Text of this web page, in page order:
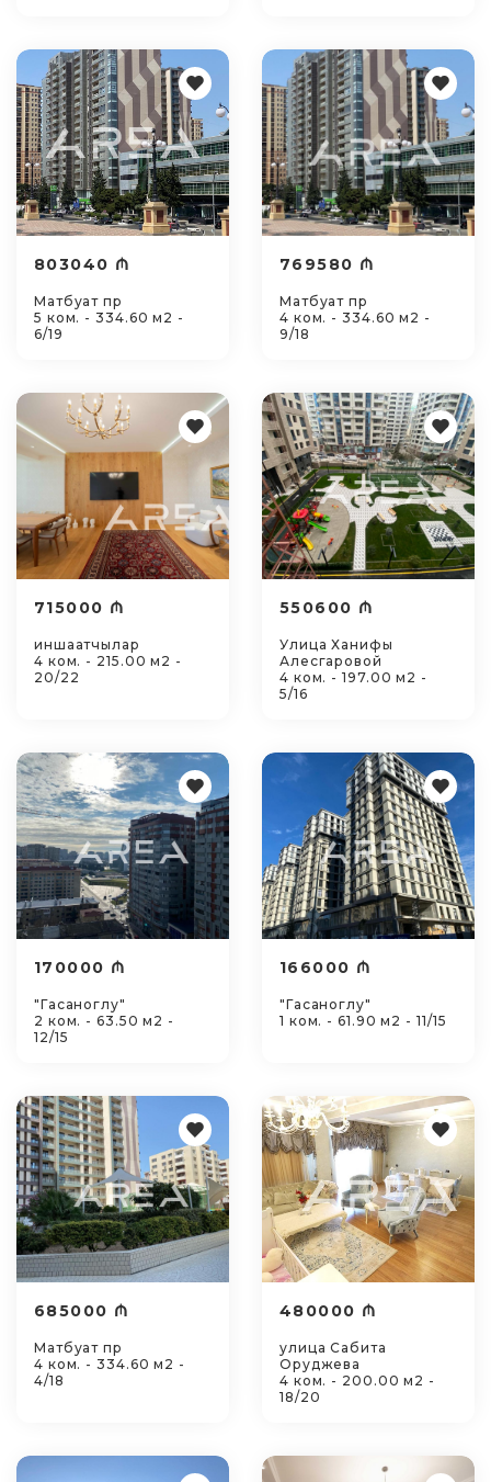
803040 ₼
Матбуат пр
5 ком. - 334.60 м2 -
6/19
769580 ₼
Матбуат пр
4 ком. - 334.60 м2 -
9/18
715000 ₼
иншаатчылар
4 ком. - 215.00 м2 -
20/22
550600 ₼
Улица Ханифы
Алесгаровой
4 ком. - 197.00 м2 -
5/16
170000 ₼
"Гасаноглу"
2 ком. - 63.50 м2 -
12/15
166000 ₼
"Гасаноглу"
1 ком. - 61.90 м2 - 11/15
685000 ₼
Матбуат пр
4 ком. - 334.60 м2 -
4/18
480000 ₼
улица Сабита
Оруджева
4 ком. - 200.00 м2 -
18/20